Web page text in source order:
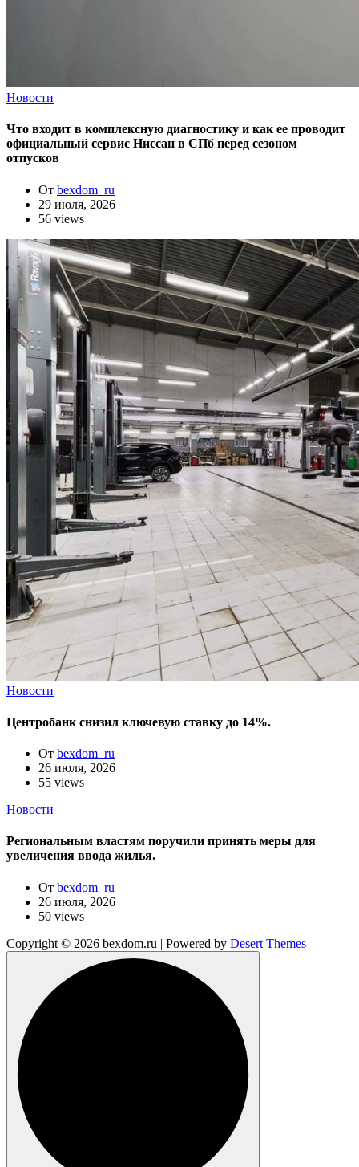
Новости
Что входит в комплексную диагностику и как ее проводит
официальный сервис Ниссан в СПб перед сезоном
отпусков
От bexdom_ru
29 июля, 2026
56 views
Новости
Центробанк снизил ключевую ставку до 14%.
От bexdom_ru
26 июля, 2026
55 views
Новости
Региональным властям поручили принять меры для
увеличения ввода жилья.
От bexdom_ru
26 июля, 2026
50 views
Copyright © 2026 bexdom.ru | Powered by Desert Themes